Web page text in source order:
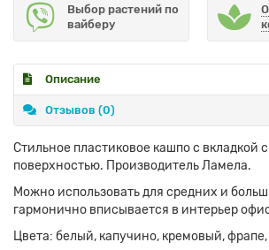
Выбор растений по
вайберу
Описание
Отзывов (0)
Стильное пластиковое кашпо с вкладкой
поверхностью. Производитель Ламела.
Можно использовать для средних и
гармонично вписывается в интерьер
Цвета: белый, капучино, кремовый,